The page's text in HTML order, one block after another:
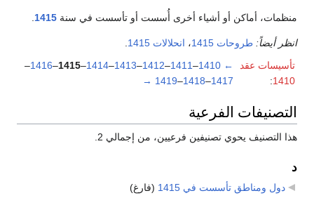
منظمات، أماكن أو أشياء أخرى أُسست أو تأسست في سنة 1415
انظر أيضاً: طروحات 1415 ، انحلالات 1415
تأسيسات عقد
1410
:
←
1410
–
1411
–
1412
–
1413
–
1414
–
1415
–
1416
–
1417
–
1418
–
1419
→
التصنيفات الفرعية
هذا التصنيف يحوي تصنيفين فرعيين، من إجمالي 2.
د
دول ومناطق تأسست في 1415 (فارغ)